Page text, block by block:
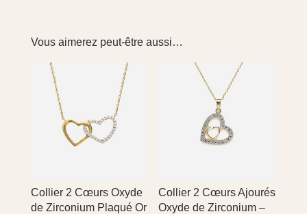
Vous aimerez peut-être aussi…
Collier 2 Cœurs Oxyde
de Zirconium Plaqué Or
Collier 2 Cœurs Ajourés
Oxyde de Zirconium –